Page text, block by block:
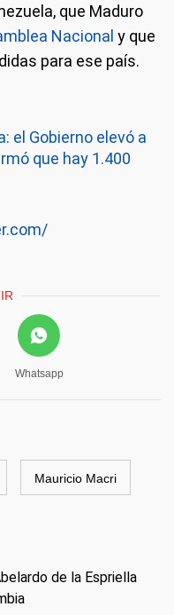
que Maduro
Nacional y que
para ese país.
el Gobierno elevó a
que hay 1.400
Whatsapp
Mauricio Macri
de la Espriella